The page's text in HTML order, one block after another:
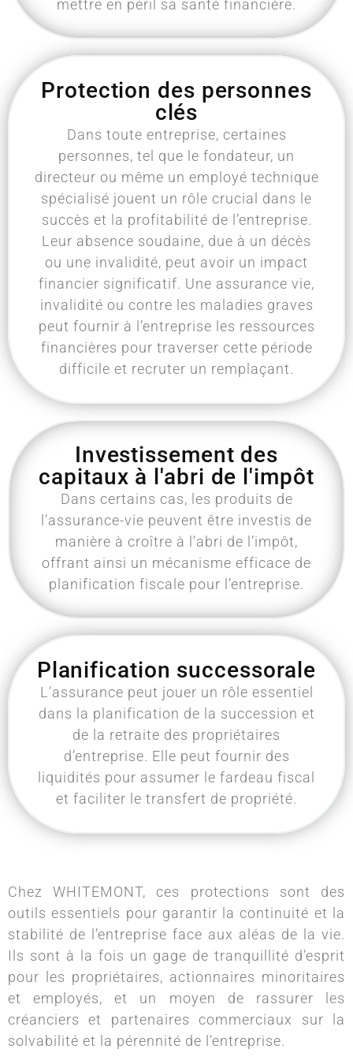
mettre en péril sa santé financière.
Protection des personnes
clés
Dans toute entreprise, certaines
personnes, tel que le fondateur, un
directeur ou même un employé technique
spécialisé jouent un rôle crucial dans le
succès et la profitabilité de l’entreprise.
Leur absence soudaine, due à un décès
ou une invalidité, peut avoir un impact
financier significatif. Une assurance vie,
invalidité ou contre les maladies graves
peut fournir à l’entreprise les ressources
financières pour traverser cette période
difficile et recruter un remplaçant.
Investissement des
capitaux à l'abri de l'impôt
Dans certains cas, les produits de
l’assurance-vie peuvent être investis de
manière à croître à l’abri de l’impôt,
offrant ainsi un mécanisme efficace de
planification fiscale pour l’entreprise.
Planification successorale
L’assurance peut jouer un rôle essentiel
dans la planification de la succession et
de la retraite des propriétaires
d’entreprise. Elle peut fournir des
liquidités pour assumer le fardeau fiscal
et faciliter le transfert de propriété.
Chez WHITEMONT, ces protections sont des
outils essentiels pour garantir la continuité et la
stabilité de l’entreprise face aux aléas de la vie.
Ils sont à la fois un gage de tranquillité d’esprit
pour les propriétaires, actionnaires minoritaires
et employés, et un moyen de rassurer les
créanciers et partenaires commerciaux sur la
solvabilité et la pérennité de l’entreprise.